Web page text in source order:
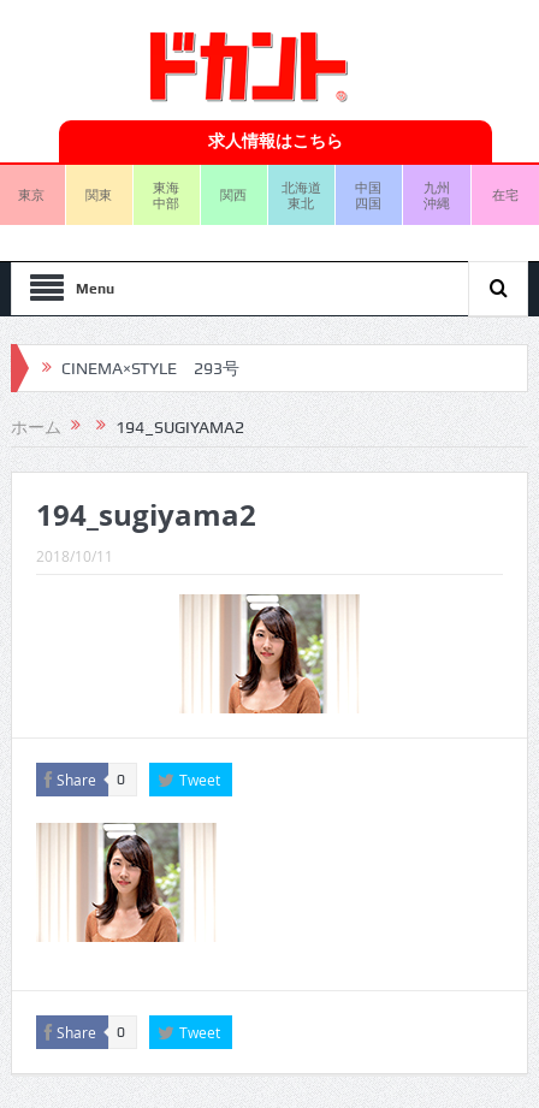
求人情報はこちら
東京 関東
東海
中部
関西
北海道
東北
中国
四国
九州
沖縄
在宅
Menu
CINEMA×STYLE 293号
CINEMA×STYLE 292号
CINEMA×STYLE 291号
CINEMA×STYLE 290号
CINEMA×STYLE 289号
CINEMA×STYLE 288号
CINEMA×STYLE 286号
CINEMA×STYLE 294号
ホーム 194_SUGIYAMA2
194_sugiyama2
2018/10/11
Share 0 Tweet
Share 0 Tweet